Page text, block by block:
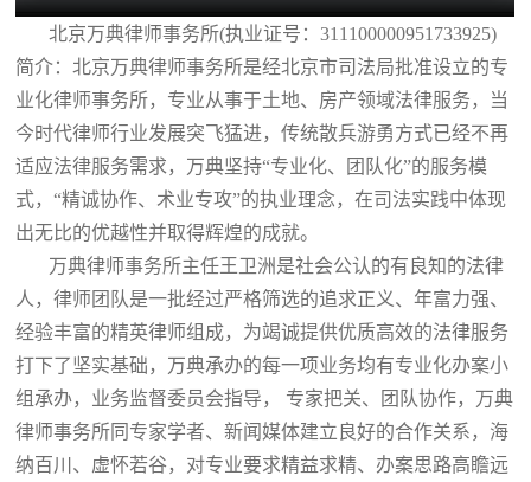
北京万典律师事务所(执业证号：311100000951733925)
简介：北京万典律师事务所是经北京市司法局批准设立的专
业化律师事务所，专业从事于土地、房产领域法律服务，当
今时代律师行业发展突飞猛进，传统散兵游勇方式已经不再
适应法律服务需求，万典坚持“专业化、团队化”的服务模
式，“精诚协作、术业专攻”的执业理念，在司法实践中体现
出无比的优越性并取得辉煌的成就。
万典律师事务所主任王卫洲是社会公认的有良知的法律
人，律师团队是一批经过严格筛选的追求正义、年富力强、
经验丰富的精英律师组成，为竭诚提供优质高效的法律服务
打下了坚实基础，万典承办的每一项业务均有专业化办案小
组承办，业务监督委员会指导， 专家把关、团队协作，万典
律师事务所同专家学者、新闻媒体建立良好的合作关系，海
纳百川、虚怀若谷，对专业要求精益求精、办案思路高瞻远